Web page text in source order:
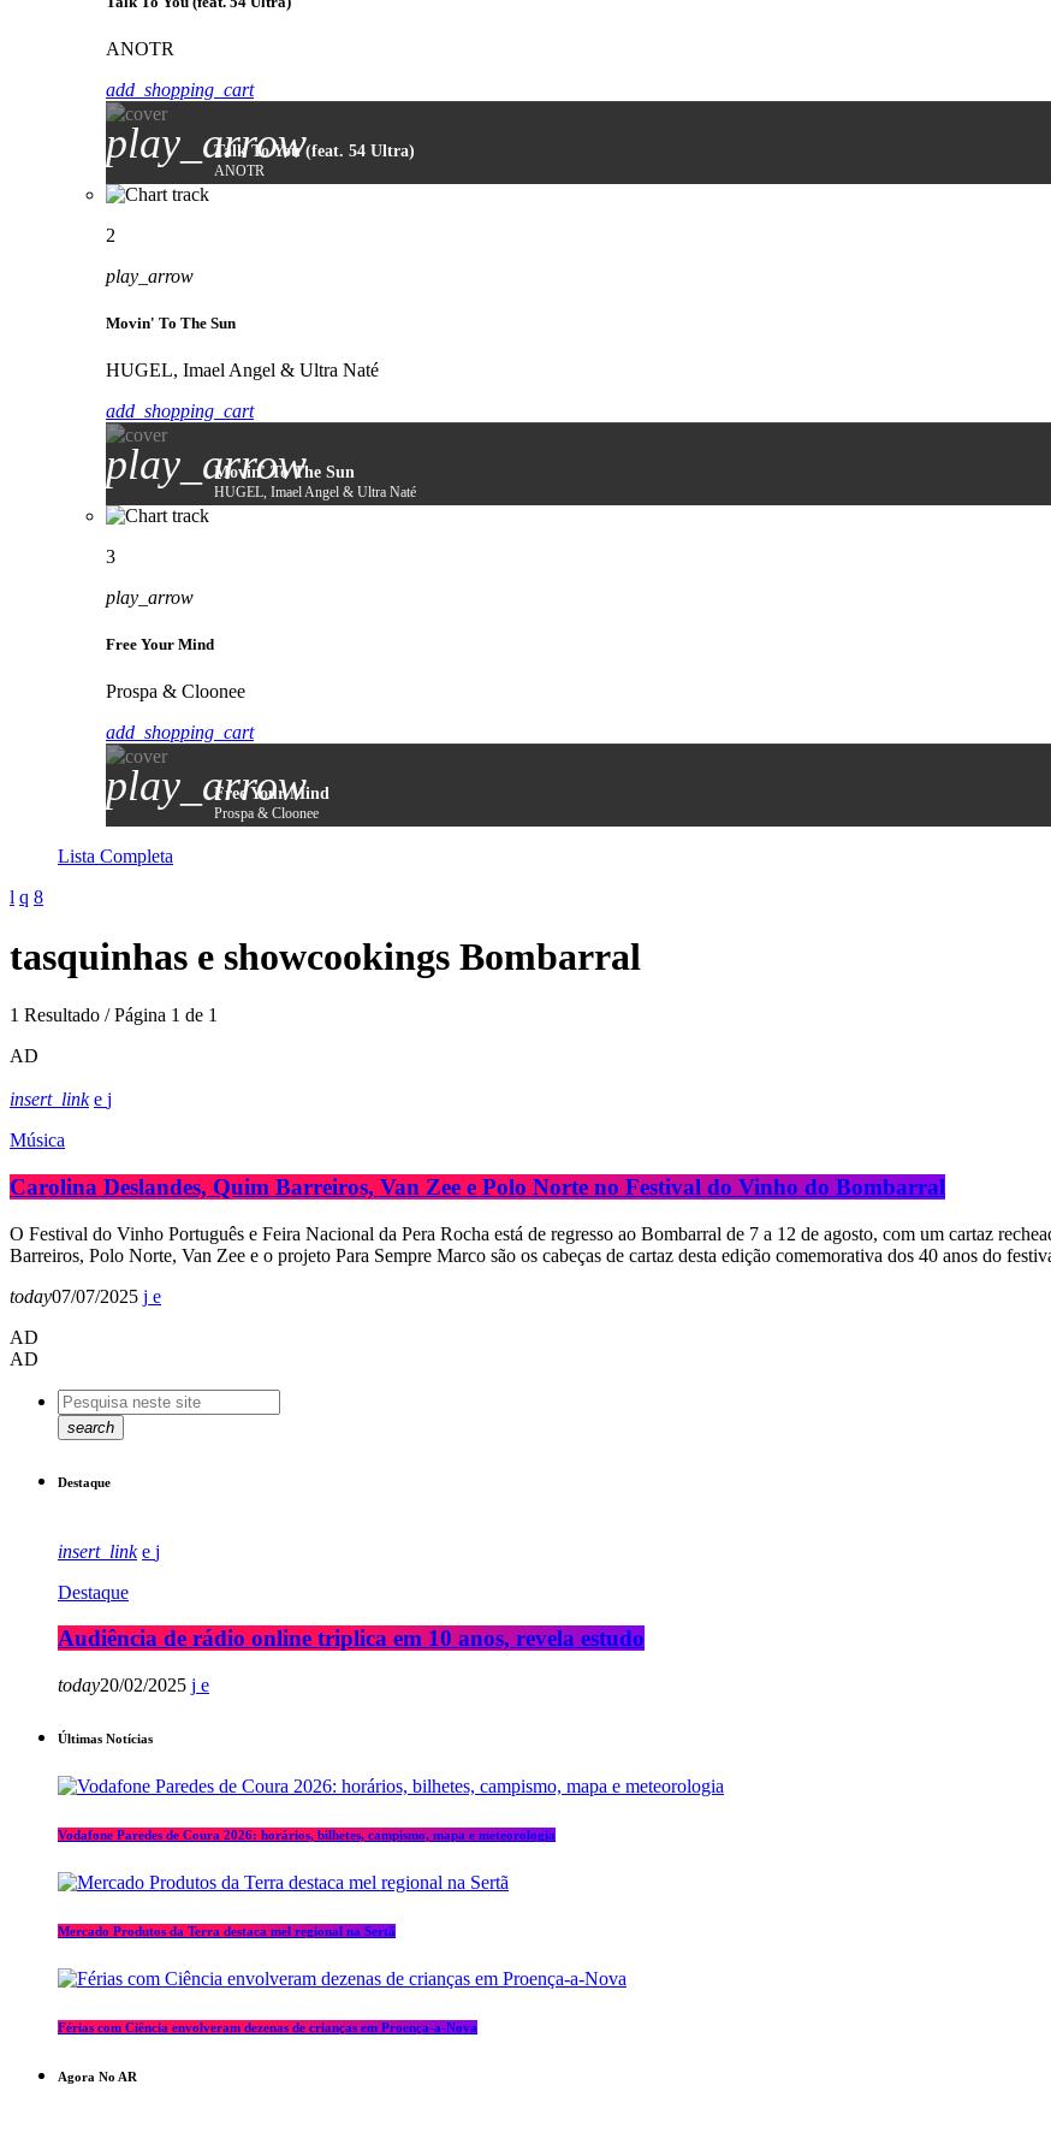
ANOTR
add_shopping_cart
play_arrowTalk To You (feat. 54 Ultra)
ANOTR
2
play_arrow
Movin' To The Sun
HUGEL, Imael Angel & Ultra Naté
add_shopping_cart
play_arrow
Movin' To The Sun
HUGEL, Imael Angel & Ultra Naté
3
play_arrow
Free Your Mind
Prospa & Cloonee
add_shopping_cart
play_arrow
Free Your Mind
Prospa & Cloonee
Lista Completa
tasquinhas e showcookings Bombarral
1 Resultado / Página 1 de 1
AD
insert_link
Música
Carolina Deslandes, Quim Barreiros, Van Zee e Polo Norte no Festival do Vinho do Bombarral
O Festival do Vinho Português e Feira Nacional da Pera Rocha está de regresso ao Bombarral de 7 a 12 de agosto, com um cartaz
Barreiros, Polo Norte, Van Zee e o projeto Para Sempre Marco são os cabeças de cartaz desta edição comemorativa dos 40 anos do
today07/07/2025
AD
AD
search
Destaque
insert_link
Destaque
Audiência de rádio online triplica em 10 anos, revela estudo
today20/02/2025
Últimas Notícias
Vodafone Paredes de Coura 2026: horários, bilhetes, campismo, mapa e meteorologia
Mercado Produtos da Terra destaca mel regional na Sertã
Férias com Ciência envolveram dezenas de crianças em Proença-a-Nova
Agora No AR